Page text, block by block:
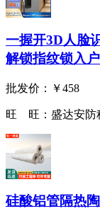
一握开3D人脸
解锁指纹锁入
批发价： ￥458
旺 旺： 盛达安防
硅酸铝管隔热